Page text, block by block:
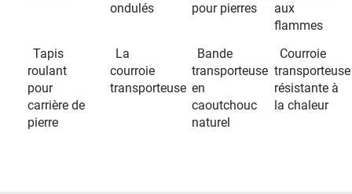
ondulés
pour pierres
aux
flammes
Tapis
roulant
pour
carrière de
pierre
La
courroie
transporteuse
Bande
transporteuse
en
caoutchouc
naturel
Courroie
transporteuse
résistante à
la chaleur